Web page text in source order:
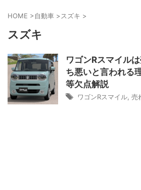
HOME >自動車 >スズキ >
スズキ
ワゴンRスマイル
ち悪いと言われる
等欠点解説
ワゴンRスマイル 売